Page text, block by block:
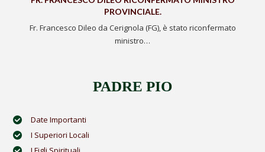
PROVINCIALE.
Fr. Francesco Dileo da Cerignola (FG), è stato riconfermato
ministro…
PADRE PIO
Date Importanti
I Superiori Locali